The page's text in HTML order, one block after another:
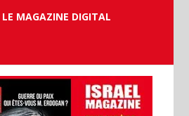
LE MAGAZINE DIGITAL